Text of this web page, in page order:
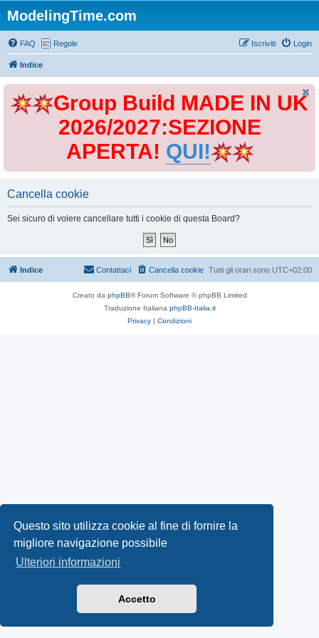
Questo sito utilizza cookie al fine di fornire la
migliore navigazione possibile
Ulteriori informazioni
Accetto
ModelingTime.com
FAQ Regole Login
Iscriviti
Indice
Group Build MADE IN UK
2026/2027:SEZIONE
APERTA! QUI!
Cancella cookie
Sei sicuro di volere cancellare tutti i cookie di questa Board?
Indice Tutti gli orari sono UTC+02:00
Cancella cookie
Contattaci
Creato da phpBB® Forum Software © phpBB Limited
Traduzione Italiana phpBB-Italia.it
Privacy | Condizioni